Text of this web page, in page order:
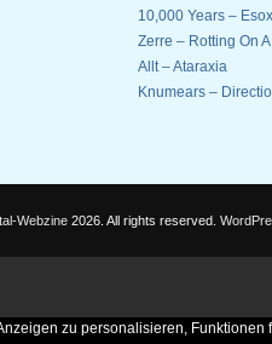
10,000 Years –
Zerre – Rotting On
Allt – Ataraxia
Knumears –
Webzine 2026. All rights reserved.
zu personalisieren,